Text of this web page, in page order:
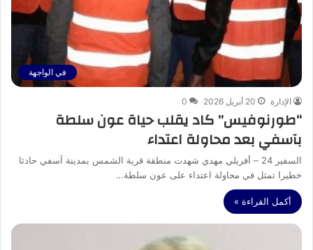
في الواجهة
الإدارة 20 أبريل 2026 0
“طورنوفيس” كاد يقلب حياة عون سلطة
بآسفي بعد محاولة اعتداء
السفير 24 – أفريلي مهدي شهدت منطقة قرية الشمس بمدينة آسفي حادثا
خطيرا تمثل في محاولة اعتداء على عون سلطة…
أكمل القراءة »